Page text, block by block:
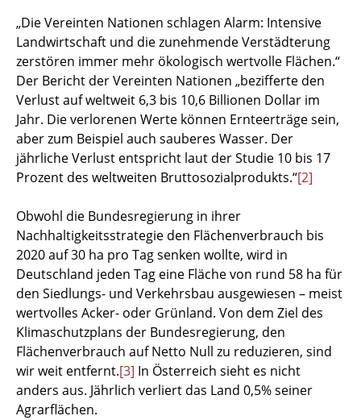
„Die Vereinten Nationen schlagen Alarm: Intensive
Landwirtschaft und die zunehmende Verstädterung
zerstören immer mehr ökologisch wertvolle Flächen.“
Der Bericht der Vereinten Nationen „bezifferte den
Verlust auf weltweit 6,3 bis 10,6 Billionen Dollar im
Jahr. Die verlorenen Werte können Ernteerträge sein,
aber zum Beispiel auch sauberes Wasser. Der
jährliche Verlust entspricht laut der Studie 10 bis 17
Prozent des weltweiten Bruttosozialprodukts.“[2]
Obwohl die Bundesregierung in ihrer
Nachhaltigkeitsstrategie den Flächenverbrauch bis
2020 auf 30 ha pro Tag senken wollte, wird in
Deutschland jeden Tag eine Fläche von rund 58 ha für
den Siedlungs- und Verkehrsbau ausgewiesen – meist
wertvolles Acker- oder Grünland. Von dem Ziel des
Klimaschutzplans der Bundesregierung, den
Flächenverbrauch auf Netto Null zu reduzieren, sind
wir weit entfernt.[3] In Österreich sieht es nicht
anders aus. Jährlich verliert das Land 0,5% seiner
Agrarflächen.